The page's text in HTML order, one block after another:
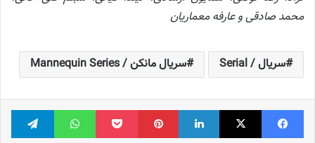
محمد صادقی و عارفه معماریان
سریال / Serial سریال مانکن / Mannequin Series
فیس بوک X لینکدین ‫پین‌ترست پاکت واتس آپ